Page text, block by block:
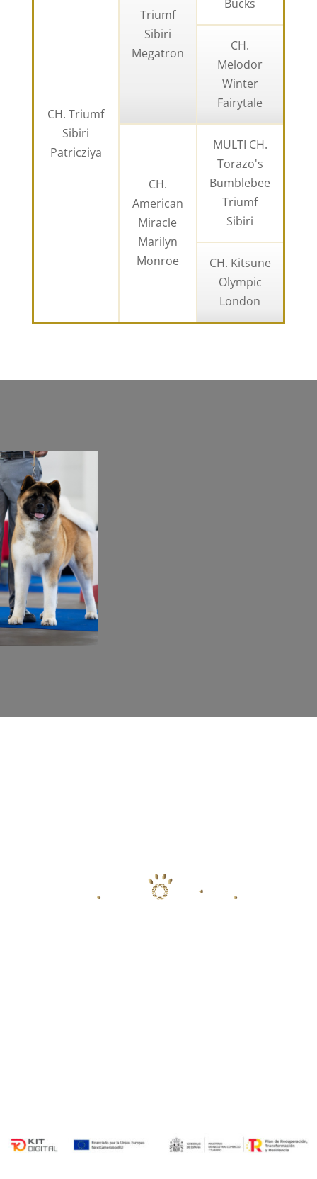
CH. Triumf
Sibiri
Patricziya
Triumf
Sibiri
Megatron
Bucks
CH.
Melodor
Winter
Fairytale
CH.
American
Miracle
Marilyn
Monroe
MULTI CH.
Torazo's
Bumblebee
Triumf
Sibiri
CH. Kitsune
Olympic
London